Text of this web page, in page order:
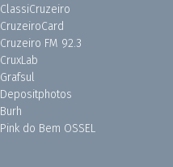
ClassiCruzeiro
CruzeiroCard
Cruzeiro FM 92.3
CruxLab
Grafsul
Depositphotos
Burh
Pink do Bem OSSEL